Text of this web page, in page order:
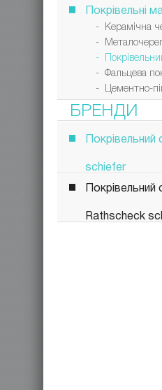
Покрівельні
- Керамічна
-
-
- Фальцева
- Цементно-
БРЕНДИ
schiefer
Покрівельний
Rathscheck